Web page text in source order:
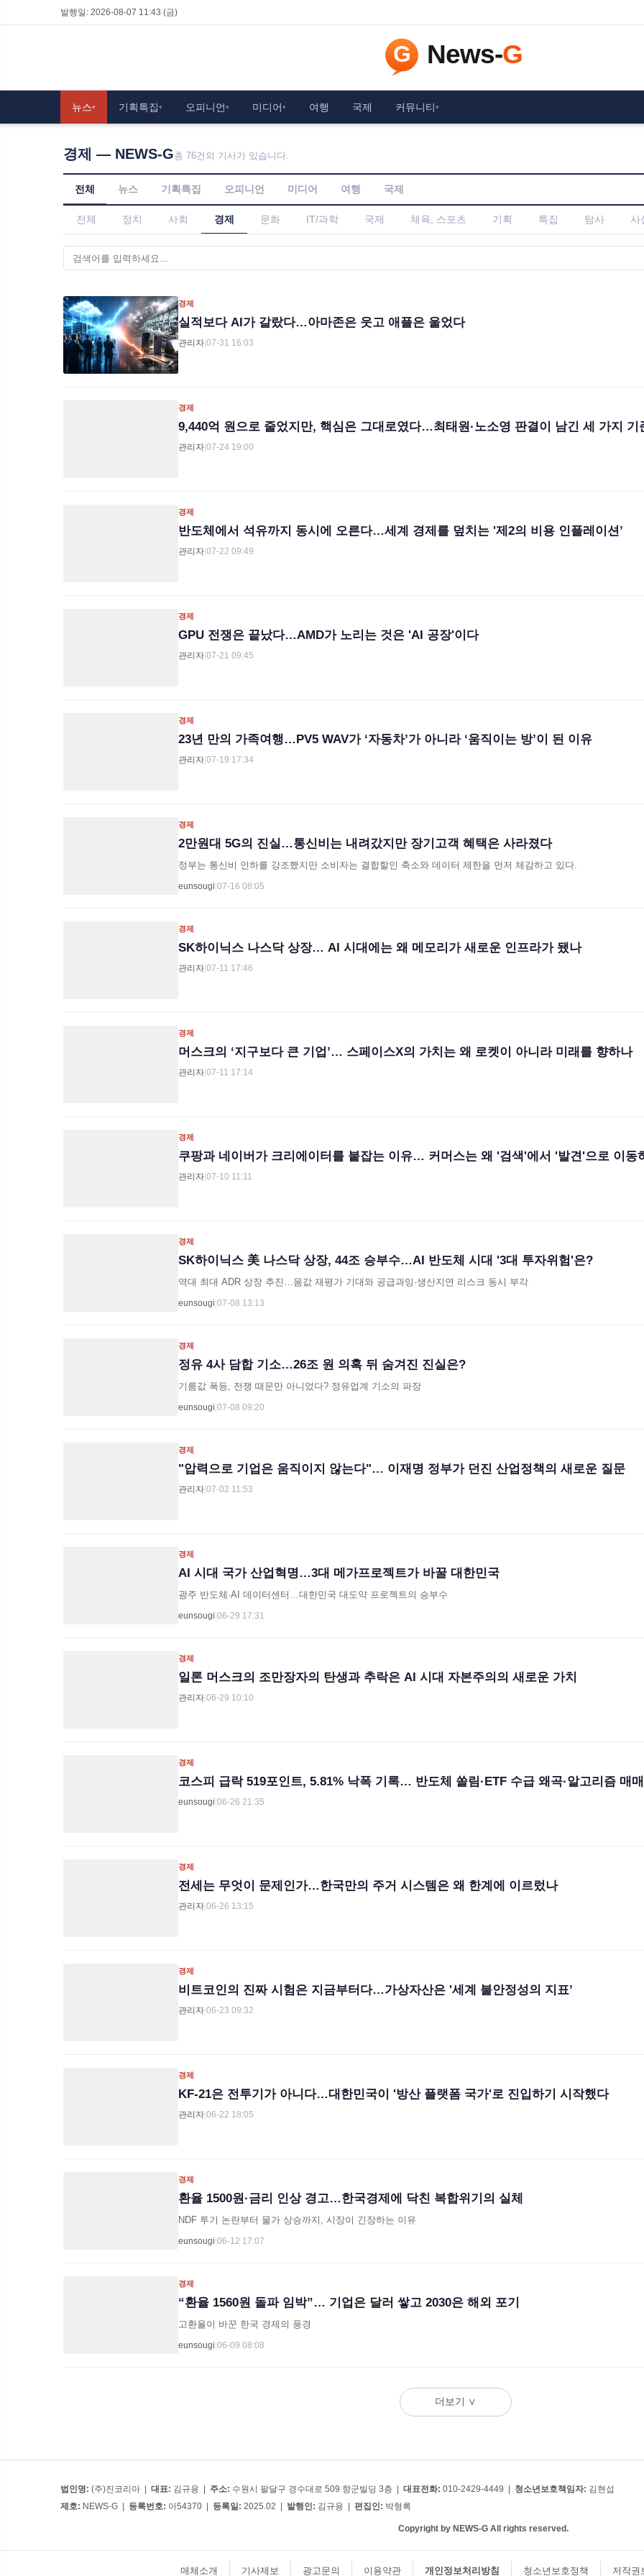
발행일: 2026-08-07 11:43 (금)
뉴스▾ 기획특집 ▾ 오피니언 ▾ 미디어 ▾ 여행 국제 커뮤니티 ▾
경제 — NEWS-G총 76건의 기사가 있습니다.
전체 뉴스 기획특집 오피니언 미디어 여행 국제
전체 정치 사회 경제 문화 IT/과학 국제 체육, 스포츠 기획 특집 탐사 사
경제
실적보다 AI가 갈랐다…아마존은 웃고 애플은 울었다
관리자 07-31 16:03
경제
9,440억 원으로 줄었지만, 핵심은 그대로였다…최태원·노소영 판결이 남긴 세 가지 기
관리자 07-24 19:00
경제
반도체에서 석유까지 동시에 오른다…세계 경제를 덮치는 '제2의 비용 인플레이션’
관리자 07-22 09:49
경제
GPU 전쟁은 끝났다…AMD가 노리는 것은 'AI 공장'이다
관리자 07-21 09:45
경제
23년 만의 가족여행…PV5 WAV가 ‘자동차’가 아니라 ‘움직이는 방’이 된 이유
관리자 07-19 17:34
경제
2만원대 5G의 진실…통신비는 내려갔지만 장기고객 혜택은 사라졌다
정부는 통신비 인하를 강조했지만 소비자는 결합할인 축소와 데이터 제한을 먼저 체감하고 있다.
eunsougi 07-16 08:05
경제
SK하이닉스 나스닥 상장… AI 시대에는 왜 메모리가 새로운 인프라가 됐나
관리자 07-11 17:46
경제
머스크의 ‘지구보다 큰 기업’… 스페이스X의 가치는 왜 로켓이 아니라 미래를 향하나
관리자 07-11 17:14
경제
쿠팡과 네이버가 크리에이터를 붙잡는 이유… 커머스는 왜 '검색'에서 '발견'으로 이동
관리자 07-10 11:11
경제
SK하이닉스 美 나스닥 상장, 44조 승부수…AI 반도체 시대 '3대 투자위험'은?
역대 최대 ADR 상장 추진…몸값 재평가 기대와 공급과잉·생산지연 리스크 동시 부각
eunsougi 07-08 13:13
경제
정유 4사 담합 기소…26조 원 의혹 뒤 숨겨진 진실은?
기름값 폭등, 전쟁 때문만 아니었다? 정유업계 기소의 파장
eunsougi 07-08 09:20
경제
"압력으로 기업은 움직이지 않는다"… 이재명 정부가 던진 산업정책의 새로운 질문
관리자 07-02 11:53
경제
AI 시대 국가 산업혁명…3대 메가프로젝트가 바꿀 대한민국
광주 반도체·AI 데이터센터…대한민국 대도약 프로젝트의 승부수
eunsougi 06-29 17:31
경제
일론 머스크의 조만장자의 탄생과 추락은 AI 시대 자본주의의 새로운 가치
관리자 06-29 10:10
경제
코스피 급락 519포인트, 5.81% 낙폭 기록… 반도체 쏠림·ETF 수급 왜곡·알고리즘 매
eunsougi 06-26 21:35
경제
전세는 무엇이 문제인가…한국만의 주거 시스템은 왜 한계에 이르렀나
관리자 06-26 13:15
경제
비트코인의 진짜 시험은 지금부터다…가상자산은 '세계 불안정성의 지표’
관리자 06-23 09:32
경제
KF-21은 전투기가 아니다…대한민국이 '방산 플랫폼 국가'로 진입하기 시작했다
관리자 06-22 18:05
경제
환율 1500원·금리 인상 경고…한국경제에 닥친 복합위기의 실체
NDF 투기 논란부터 물가 상승까지, 시장이 긴장하는 이유
eunsougi 06-12 17:07
경제
“환율 1560원 돌파 임박”… 기업은 달러 쌓고 2030은 해외 포기
고환율이 바꾼 한국 경제의 풍경
eunsougi 06-09 08:08
더보기 ∨
법인명: (주)진코리아 | 대표: 김규용 | 주소: 수원시 팔달구 경수대로 509 향군빌딩 3층 | 대표전화: 010-2429-4449 | 청소년보호책임자: 김현섭
제호: NEWS-G | 등록번호: 아54370 | 등록일: 2025.02 | 발행인: 김규용 | 편집인: 박형록
Copyright by NEWS-G All rights reserved.
매체소개 기사제보 광고문의 이용약관 개인정보처리방침 청소년보호정책 저작권